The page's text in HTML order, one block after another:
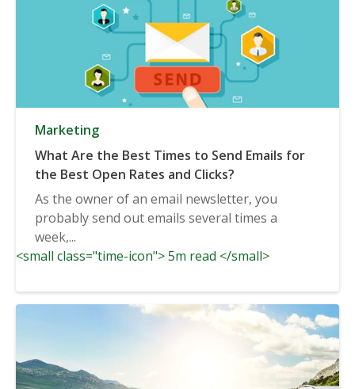
Marketing
What Are the Best Times to Send Emails for
the Best Open Rates and Clicks?
As the owner of an email newsletter, you
probably send out emails several times a
week,...
<small class="time-icon"> 5m read </small>